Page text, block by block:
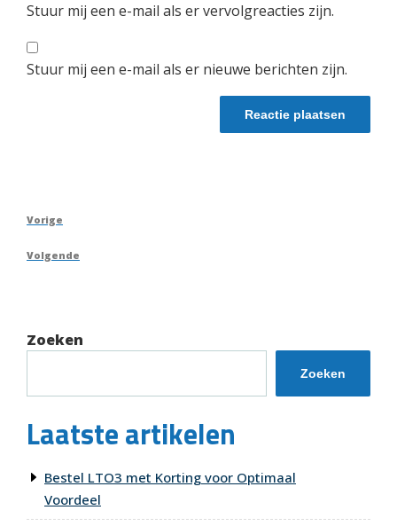
Stuur mij een e-mail als er vervolgreacties zijn.
Stuur mij een e-mail als er nieuwe berichten zijn.
Berichtnavigatie
Vorig
Vorige
Volgend
Volgende
Zoeken
Zoeken
Laatste artikelen
Bestel LTO3 met Korting voor Optimaal
Voordeel